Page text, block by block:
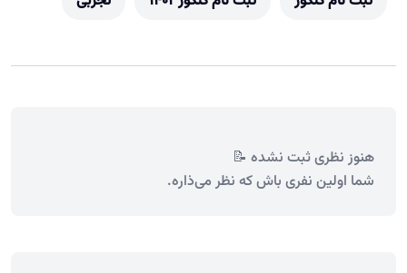
هنوز نظری ثبت نشده 📝
شما اولین نفری باش که نظر می‌ذاره.